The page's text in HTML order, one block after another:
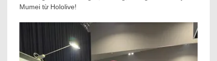
Mumei từ Hololive!